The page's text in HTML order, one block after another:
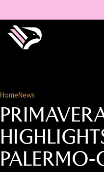
HomeNews
PALERMO-